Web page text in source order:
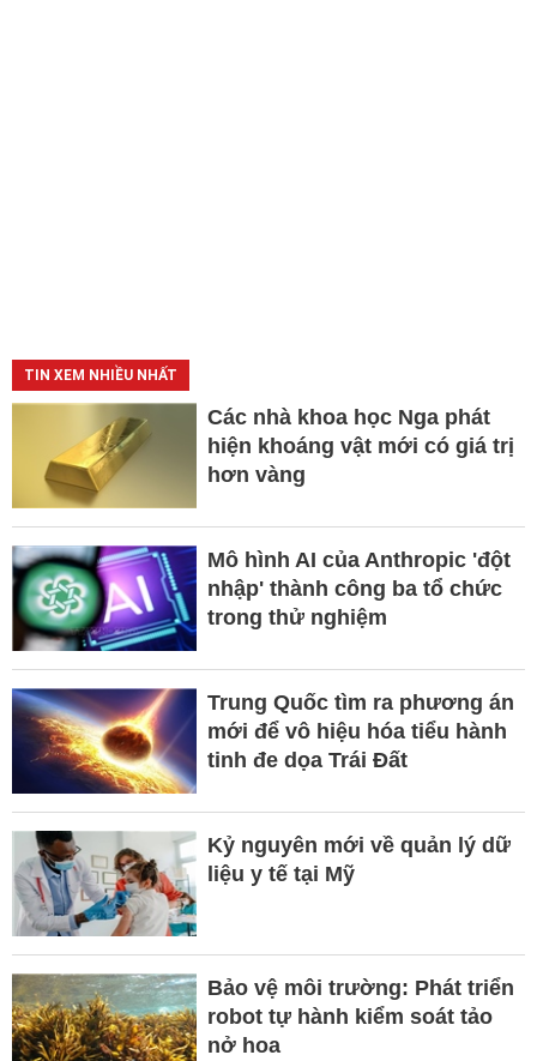
TIN XEM NHIỀU NHẤT
Các nhà khoa học Nga phát
hiện khoáng vật mới có giá trị
hơn vàng
Mô hình AI của Anthropic 'đột
nhập' thành công ba tổ chức
trong thử nghiệm
Trung Quốc tìm ra phương án
mới để vô hiệu hóa tiểu hành
tinh đe dọa Trái Đất
Kỷ nguyên mới về quản lý dữ
liệu y tế tại Mỹ
Bảo vệ môi trường: Phát triển
robot tự hành kiểm soát tảo
nở hoa